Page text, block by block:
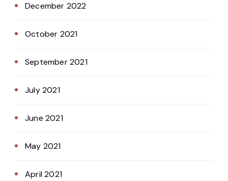
December 2022
October 2021
September 2021
July 2021
June 2021
May 2021
April 2021